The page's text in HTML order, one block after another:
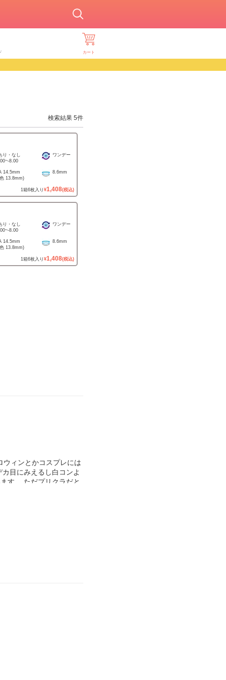
カート
検索結果 5件
り・なし
~-8.00
ワンデー
14.5mm
13.8mm)
8.6mm
1箱6枚入り ¥1,408(税込)
り・なし
~-8.00
ワンデー
14.5mm
13.8mm)
8.6mm
1箱6枚入り ¥1,408(税込)
ウィンとかコスプレには
目にみえるし白コンよ
す。 ただプリクラだと